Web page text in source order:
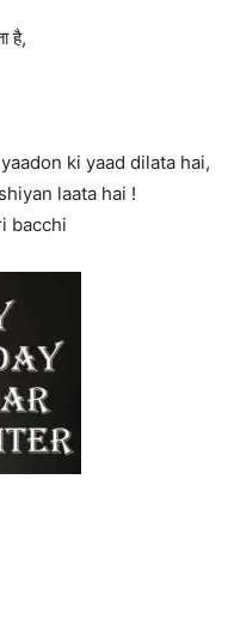
है,
ki yaad dilata hai,
laata hai !
bacchi